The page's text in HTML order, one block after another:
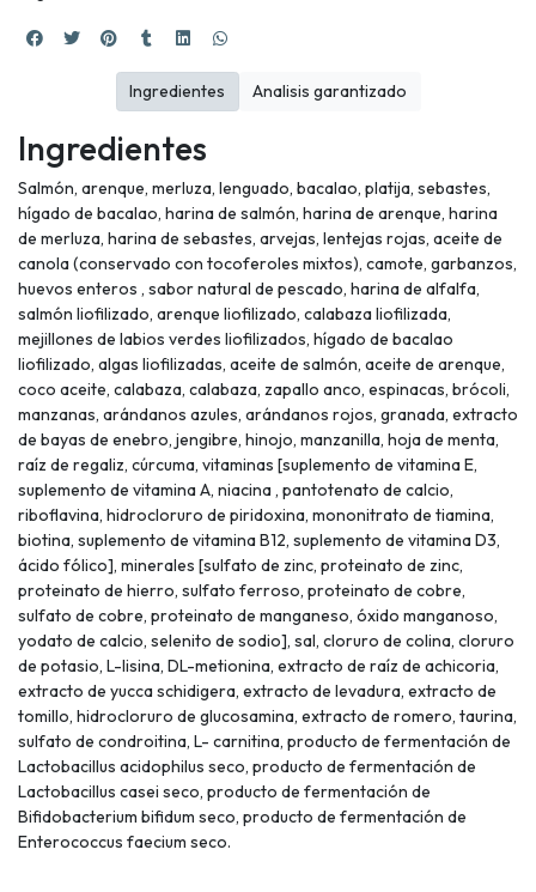
Ingredientes
Salmón, arenque, merluza, lenguado, bacalao, platija, sebastes,
hígado de bacalao, harina de salmón, harina de arenque, harina
de merluza, harina de sebastes, arvejas, lentejas rojas, aceite de
canola (conservado con tocoferoles mixtos), camote, garbanzos,
huevos enteros , sabor natural de pescado, harina de alfalfa,
salmón liofilizado, arenque liofilizado, calabaza liofilizada,
mejillones de labios verdes liofilizados, hígado de bacalao
liofilizado, algas liofilizadas, aceite de salmón, aceite de arenque,
coco aceite, calabaza, calabaza, zapallo anco, espinacas, brócoli,
manzanas, arándanos azules, arándanos rojos, granada, extracto
de bayas de enebro, jengibre, hinojo, manzanilla, hoja de menta,
raíz de regaliz, cúrcuma, vitaminas [suplemento de vitamina E,
suplemento de vitamina A, niacina , pantotenato de calcio,
riboflavina, hidrocloruro de piridoxina, mononitrato de tiamina,
biotina, suplemento de vitamina B12, suplemento de vitamina D3,
ácido fólico], minerales [sulfato de zinc, proteinato de zinc,
proteinato de hierro, sulfato ferroso, proteinato de cobre,
sulfato de cobre, proteinato de manganeso, óxido manganoso,
yodato de calcio, selenito de sodio], sal, cloruro de colina, cloruro
de potasio, L-lisina, DL-metionina, extracto de raíz de achicoria,
extracto de yucca schidigera, extracto de levadura, extracto de
tomillo, hidrocloruro de glucosamina, extracto de romero, taurina,
sulfato de condroitina, L- carnitina, producto de fermentación de
Lactobacillus acidophilus seco, producto de fermentación de
Lactobacillus casei seco, producto de fermentación de
Bifidobacterium bifidum seco, producto de fermentación de
Enterococcus faecium seco.
Ingredientes Analisis garantizado